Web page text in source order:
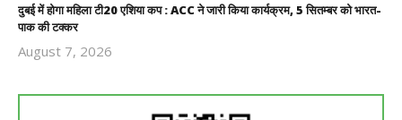
दुबई में होगा महिला टी20 एशिया कप : ACC ने जारी किया कार्यक्रम, 5 सितम्बर को भारत-
पाक की टक्कर
August 7, 2026